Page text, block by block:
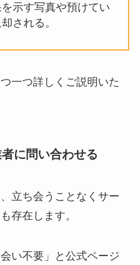
示す写真や預けてい
される。
一つ詳しくご説明いた
に問い合わせる
立ち会うことなくサー
存在します。
い不要」と公式ページ